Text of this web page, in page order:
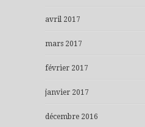
avril 2017
mars 2017
février 2017
janvier 2017
décembre 2016